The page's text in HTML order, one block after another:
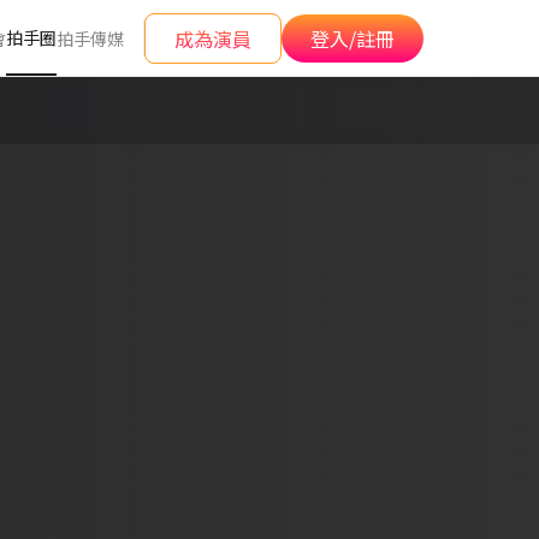
拍手圈拍手傳媒 成為演員 登入/註冊